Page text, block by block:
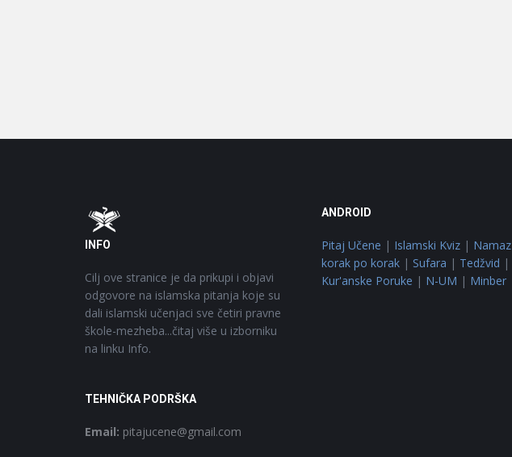
Footer
INFO
Cilj ove stranice je da prikupi i objavi
odgovore na islamska pitanja koje su
dali islamski učenjaci sve četiri pravne
škole-mezheba...čitaj više u izborniku
na linku Info.
TEHNIČKA PODRŠKA
Email: pitajucene@gmail.com
ANDROID
Pitaj Učene | Islamski Kviz| Namaz
korak po korak| Sufara | Tedžvid |
Kur'anske Poruke | N-UM | Minber